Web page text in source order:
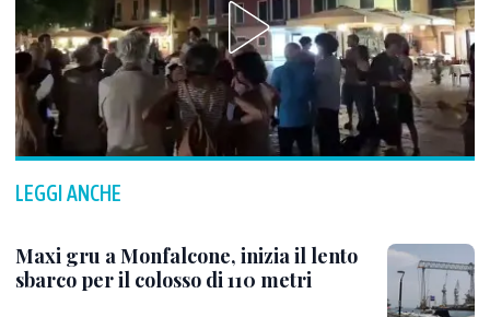
LEGGI ANCHE
Maxi gru a Monfalcone, inizia il lento
sbarco per il colosso di 110 metri